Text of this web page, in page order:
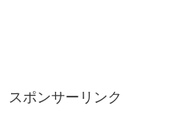
スポンサーリンク